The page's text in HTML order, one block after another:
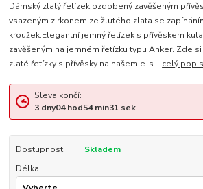
Dámský zlatý řetízek ozdobený zavěšeným
vsazeným zirkonem ze žlutého zlata se
kroužek.Elegantní jemný řetízek s přívěskem
zavěšeným na jemném řetízku typu Anker. Zde
zlaté řetízky s přívěsky na našem e-s... celý popis
Sleva končí:
3 dny04hod54min30 sek
Dostupnost
Skladem
Délka